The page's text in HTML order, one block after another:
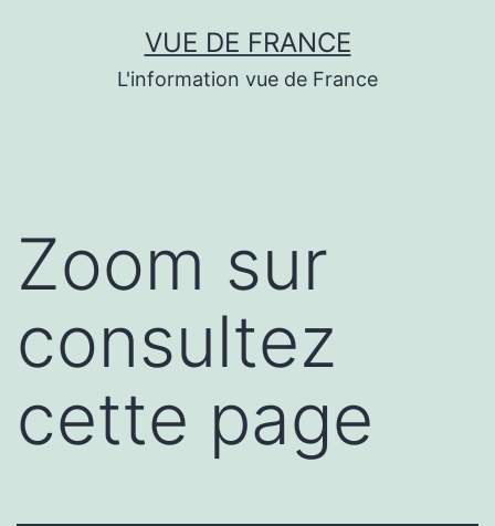
VUE DE FRANCE
L'information vue de France
Zoom sur
consultez
cette page